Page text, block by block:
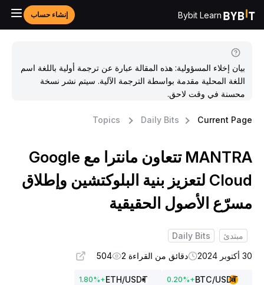
Bybit Learn إنشاء حساب
بيان إخلاء المسؤولية: هذه المقالة عبارة عن ترجمة أولية باللغة اسم
اللغة المحلية مقدمة بواسطة الترجمة الآلية. سيتم نشر نسخة
محسنة في وقت لاحق.
Topics Daily Bits Current
MANTRA تتعاون مانترا مع Google
Cloud لتعزيز بنية البلوكتشين وإطلاق
الأصول الحقيقية
مبتدئ
Daily Bits
دقائق من القراءة 2 504
BTC/USDT
+
0.20%
ETH/USDT
+
1.80%